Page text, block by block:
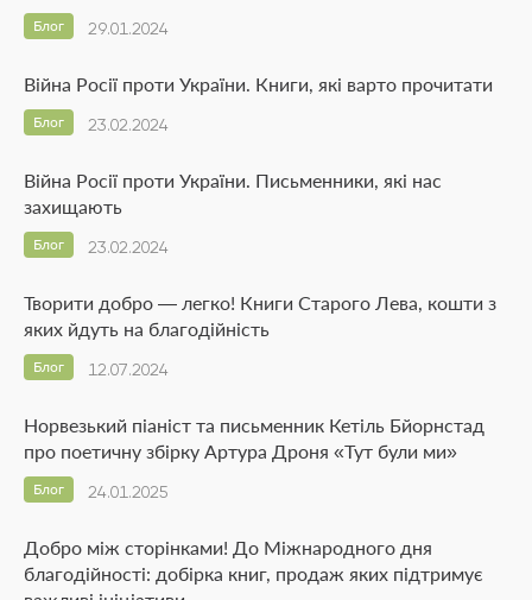
29.01.2024
Блог
Війна Росії проти України. Книги, які варто прочитати
23.02.2024
Блог
Війна Росії проти України. Письменники, які нас
захищають
23.02.2024
Блог
Творити добро — легко! Книги Старого Лева, кошти з
яких йдуть на благодійність
12.07.2024
Блог
Норвезький піаніст та письменник Кетіль Бйорнстад
про поетичну збірку Артура Дроня «Тут були ми»
24.01.2025
Блог
Добро між сторінками! До Міжнародного дня
благодійності: добірка книг, продаж яких підтримує